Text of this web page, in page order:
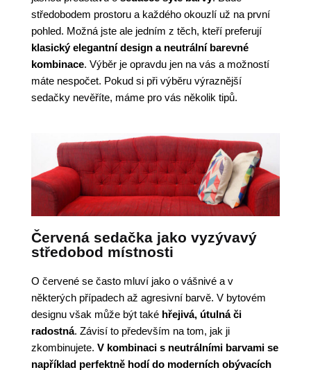
středobodem prostoru a každého okouzlí už na první
pohled. Možná jste ale jedním z těch, kteří preferují
klasický elegantní design a neutrální barevné
kombinace. Výběr je opravdu jen na vás a možností
máte nespočet. Pokud si při výběru výraznější
sedačky nevěříte, máme pro vás několik tipů.
Červená sedačka jako vyzývavý
středobod místnosti
O červené se často mluví jako o vášnivé a v
některých případech až agresivní barvě. V bytovém
designu však může být také hřejivá, útulná či
radostná. Závisí to především na tom, jak ji
zkombinujete. V kombinaci s neutrálními barvami se
například perfektně hodí do moderních obývacích